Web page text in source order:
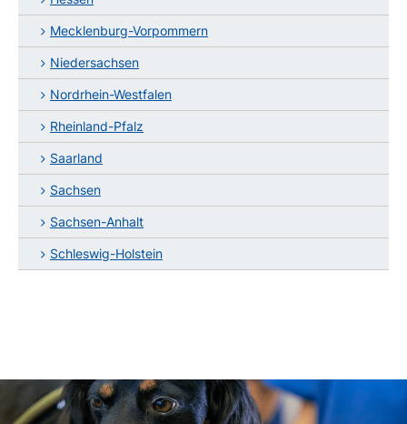
Mecklenburg-Vorpommern
Niedersachsen
Nordrhein-Westfalen
Rheinland-Pfalz
Saarland
Sachsen
Sachsen-Anhalt
Schleswig-Holstein